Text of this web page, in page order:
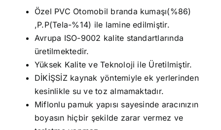
Özel PVC Otomobil branda kumaşı(%86)
,P.P(Tela-%14) ile lamine edilmiştir.
Avrupa ISO-9002 kalite standartlarında
üretilmektedir.
Yüksek Kalite ve Teknoloji ile Üretilmiştir.
DİKİŞSİZ kaynak yöntemiyle ek yerlerinden
kesinlikle su ve toz almamaktadır.
Miflonlu pamuk yapısı sayesinde aracınızın
boyasın hiçbir şekilde zarar vermez ve